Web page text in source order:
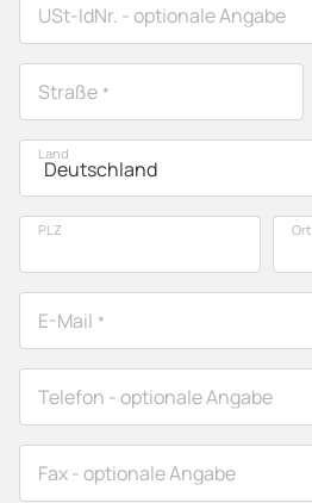
USt-IdNr. - optionale Angabe
Straße *
Land
PLZ Ort
Rechnungsadresse
E-Mail *
Telefon - optionale Angabe
Fax- optionale Angabe